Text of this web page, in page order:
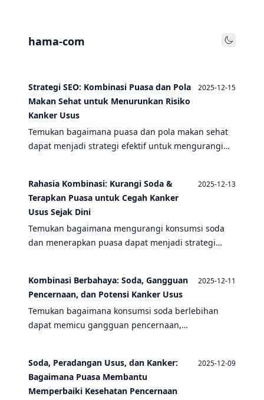
hama-com Toggle
Strategi SEO: Kombinasi Puasa dan Pola
Makan Sehat untuk Menurunkan Risiko
Kanker Usus
2025-12-15
Temukan bagaimana puasa dan pola makan sehat
dapat menjadi strategi efektif untuk mengurangi
pencernaan.
Rahasia Kombinasi: Kurangi Soda &
Terapkan Puasa untuk Cegah Kanker
Usus Sejak Dini
2025-12-13
Temukan bagaimana mengurangi konsumsi soda
dan menerapkan puasa dapat menjadi strategi
Kombinasi Berbahaya: Soda, Gangguan
Pencernaan, dan Potensi Kanker Usus
2025-12-11
Temukan bagaimana konsumsi soda berlebihan
dapat memicu gangguan pencernaan,
Soda, Peradangan Usus, dan Kanker:
Bagaimana Puasa Membantu
Memperbaiki Kesehatan Pencernaan
2025-12-09